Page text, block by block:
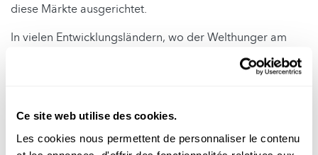
Ce site web utilise des cookies.
Les cookies nous permettent de personnaliser le contenu
diese Märkte ausgerichtet.
In vielen Entwicklungsländern, wo der Welthunger am
ehesten gestillt werden muss, gelten jedoch andere
Umweltbedingungen, die sich auf den Ertrag auswirken –
Bedürfnisse: Wie z.B. das Bedürfnis, Wasser einzusparen.
Es bleibt ein lohnendes Ziel Pflanzen zu entwickeln, die